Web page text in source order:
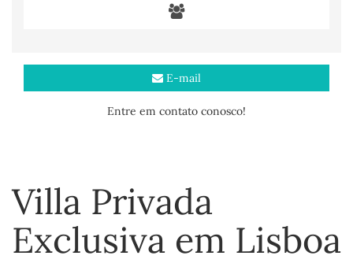
Villa Privada
Exclusiva em Lisboa
E-mail
Entre em contato conosco!